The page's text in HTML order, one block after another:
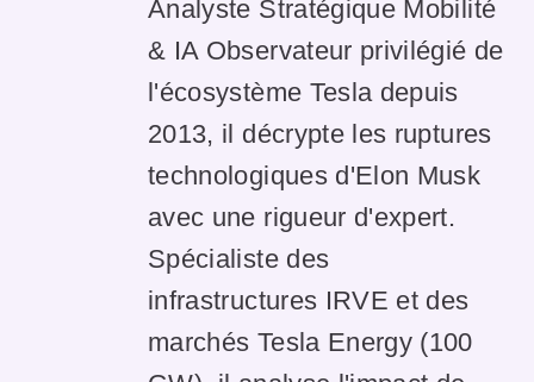
Analyste Stratégique Mobilité
& IA Observateur privilégié de
l'écosystème Tesla depuis
2013, il décrypte les ruptures
technologiques d'Elon Musk
avec une rigueur d'expert.
Spécialiste des
infrastructures IRVE et des
marchés Tesla Energy (100